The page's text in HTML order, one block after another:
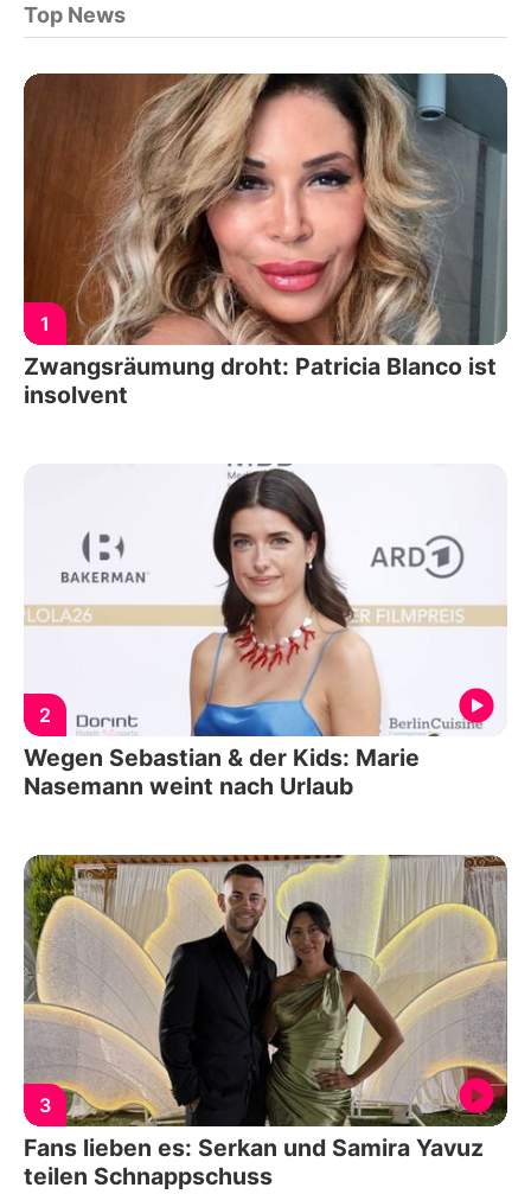
Top News
1
Zwangsräumung droht: Patricia Blanco ist
insolvent
2
Wegen Sebastian & der Kids: Marie
Nasemann weint nach Urlaub
3
Fans lieben es: Serkan und Samira Yavuz
teilen Schnappschuss